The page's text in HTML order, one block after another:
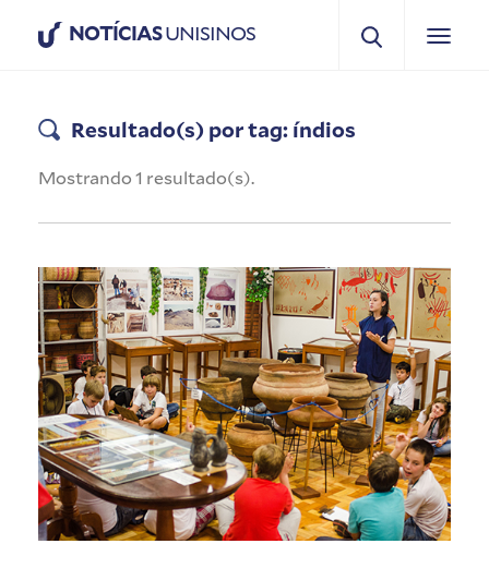
NOTÍCIASUNISINOS
Resultado(s) por tag: índios
Mostrando 1 resultado(s).